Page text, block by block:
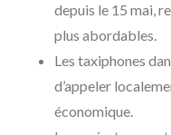
depuis le 15 mai,
plus abordables.
Les taxiphones
d’appeler
économique.